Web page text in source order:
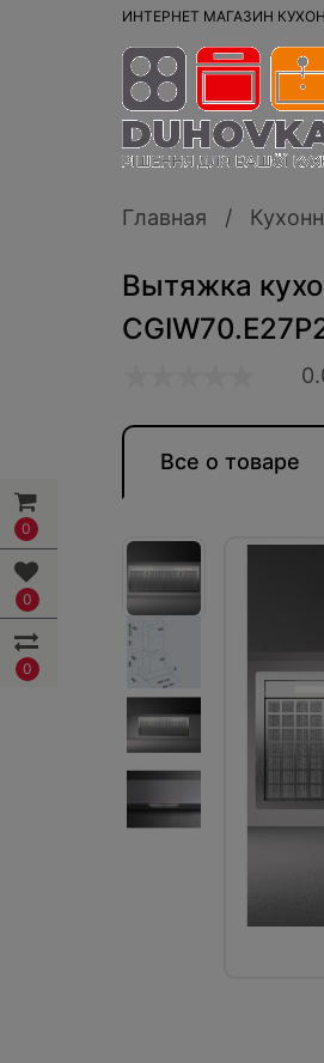
0
0
0
ИНТЕРНЕТ МАГАЗИН
Главная
Вытяжка
Все о товаре